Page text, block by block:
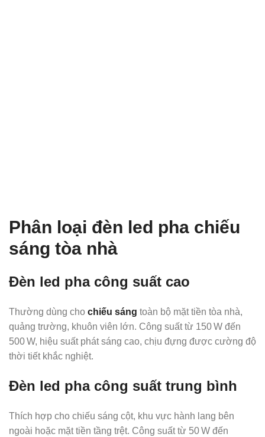
Phân loại đèn led pha chiếu
sáng tòa nhà
Đèn led pha công suất cao
Thường dùng cho chiếu sáng toàn bộ mặt tiền tòa nhà,
quảng trường, khuôn viên lớn. Công suất từ 150 W đến
500 W, hiệu suất phát sáng cao, chịu đựng được cường độ
thời tiết khắc nghiệt.
Đèn led pha công suất trung bình
Thích hợp cho chiếu sáng cột, khu vực hành lang bên
ngoài hoặc mặt tiền tầng trệt. Công suất từ 50 W đến